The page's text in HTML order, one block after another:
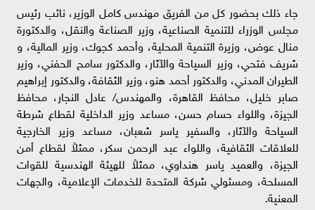
جاء ذلك بحضور كل من الفريق مهندس كامل الوزير، نائب رئيس
مجلس الوزراء للتنمية الصناعية، وزير الصناعة والنقل، والدكتورة
منال عوض، وزيرة التنمية المحلية، وأحمد كجوك، وزير المالية، و
شريف فتحي، وزير السياحة والآثار، والدكتور سامح الحفني، وزير
الطيران المدني، والدكتور أحمد هنو، وزير الثقافة، والدكتور إبراهيم
صابر خليل، محافظ القاهرة، والمهندس/ عادل النجار، محافظ
الجيزة، واللواء حسام حسن، مساعد وزير الداخلية لقطاع شرطة
السياحة والآثار، والسفير ياسر شعبان، مساعد وزير الخارجية
للعلاقات الثقافية، واللواء عبد الرحمن سكر، ممثلاً لقطاع أمن
الجيزة، والعميد ياسر هنداوي، ممثلاً للهيئة الهندسية للقوات
المسلحة، ومسئولي شركة المتحدة للخدمات الإعلامية، والجهات
المعنية.